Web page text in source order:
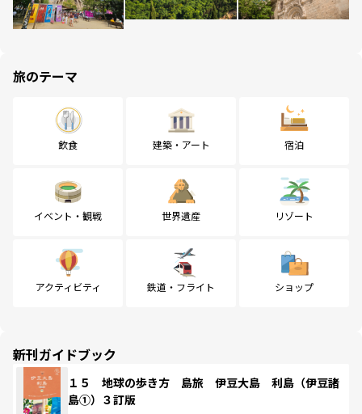
旅のテーマ
飲食 建築・アート 宿泊
イベント・観戦 世界遺産 リゾート
アクティビティ 鉄道・フライト ショップ
新刊ガイドブック
１５ 地球の歩き方 島旅 伊豆大島 利島（伊豆諸
島①）３訂版